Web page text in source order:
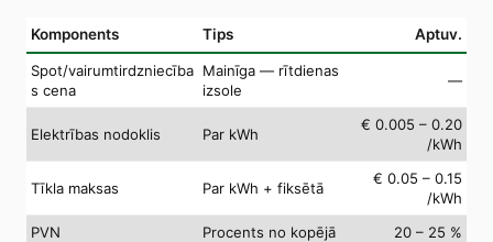
Komponents Tips Aptuv.
Spot/vairumtirdzniecība
s cena
Mainīga — rītdienas
izsole
—
Elektrības nodoklis Par kWh
€ 0.005 – 0.20
/kWh
Tīkla maksas Par kWh + fiksētā
€ 0.05 – 0.15
/kWh
PVN
Procents no kopējā 20 – 25 %